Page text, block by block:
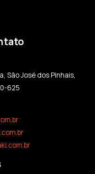
São José dos Pinhais,
625